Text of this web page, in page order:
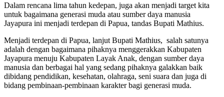
Dalam rencana lima tahun kedepan, juga akan menjadi target kita
untuk bagaimana generasi muda atau sumber daya manusia
Jayapura ini menjadi terdepan di Papua, tandas Bupati Mathius.
Menjadi terdepan di Papua, lanjut Bupati Mathius, salah satunya
adalah dengan bagaimana pihaknya menggerakkan Kabupaten
Jayapura menuju Kabupaten Layak Anak, dengan sumber daya
manusia dan berbagai hal yang sedang pihaknya galakkan baik
dibidang pendidikan, kesehatan, olahraga, seni suara dan juga di
bidang pembinaan-pembinaan karakter bagi generasi muda.